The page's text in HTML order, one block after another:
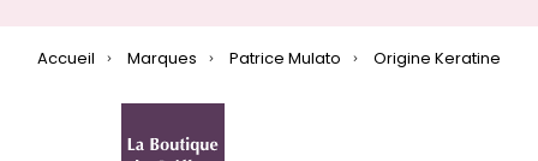
Accueil Marques Patrice Mulato Origine Keratine